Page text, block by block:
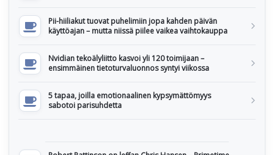
Pii-hiiliakut tuovat puhelimiin jopa kahden päivän
käyttöajan – mutta niissä piilee vaikea vaihtokauppa
Nvidian tekoälyliitto kasvoi yli 120 toimijaan –
ensimmäinen tietoturvaluonnos syntyi viikossa
5 tapaa, joilla emotionaalinen kypsymättömyys
sabotoi parisuhdetta